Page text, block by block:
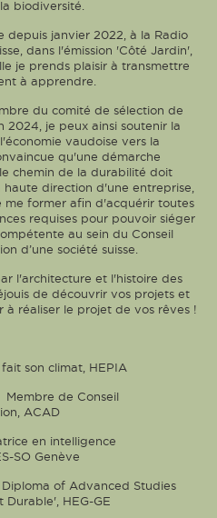
biodiversité.
depuis janvier 2022, à la Radio
dans l'émission 'Côté Jardin',
je prends plaisir à transmettre
à apprendre.
du comité de sélection de
2024, je peux ainsi soutenir la
vaudoise vers la
qu'une démarche
chemin de la durabilité doit
haute direction d'une entreprise,
me former afin d'acquérir toutes
requises pour pouvoir siéger
au sein du Conseil
d’une société suisse.
l'architecture et l'histoire des
de découvrir vos projets et
à réaliser le projet de vos rêves !
son climat, HEPIA
Membre de Conseil
ACAD
en intelligence
SO Genève
Diploma of Advanced Studies
Durable', HEG-GE